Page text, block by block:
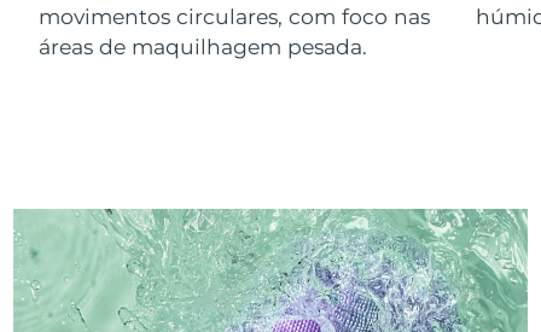
movimentos circulares, com foco nas
áreas de maquilhagem pesada.